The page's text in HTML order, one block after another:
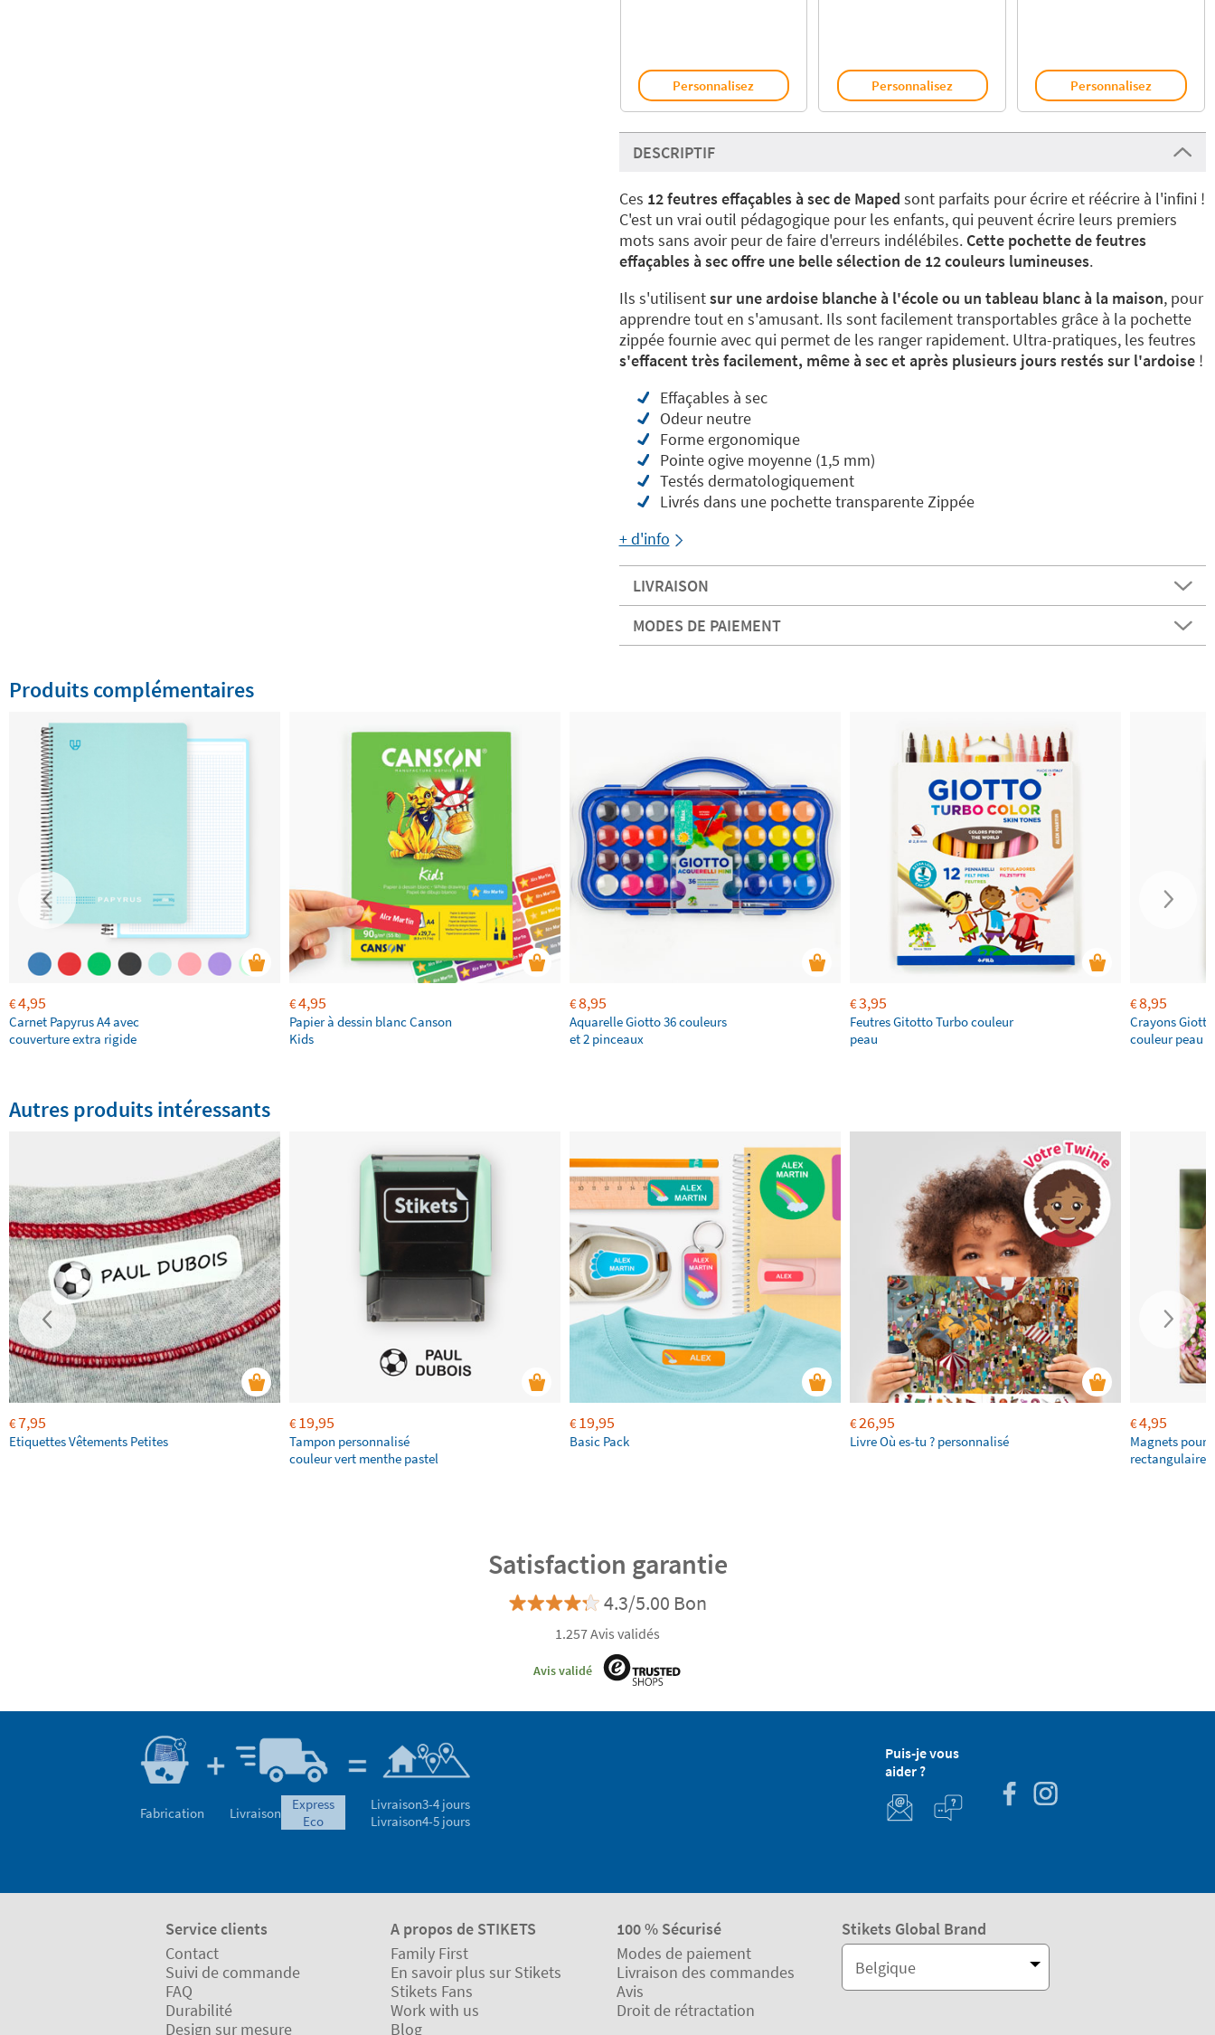
Personnalisez Personnalisez Personnalisez
DESCRIPTIF
Ces 12 feutres effaçables à sec de Maped sont parfaits pour écrire et réécrire à l'infini !
C'est un vrai outil pédagogique pour les enfants, qui peuvent écrire leurs premiers
mots sans avoir peur de faire d'erreurs indélébiles. Cette pochette de feutres
effaçables à secoffre une belle sélection de 12 couleurs lumineuses.
Ils s'utilisentsur une ardoise blanche à l'école ou un tableau blanc à la maison, pour
apprendre tout en s'amusant. Ils sont facilement transportables grâce à la pochette
zippée fournie avec qui permet de les ranger rapidement. Ultra-pratiques, les feutres
s'effacent très facilement, même à sec et après plusieurs jours restés sur l'ardoise!
Effaçables à sec
Odeur neutre
Forme ergonomique
Pointe ogive moyenne (1,5 mm)
Testés dermatologiquement
Livrés dans une pochette transparente Zippée
+ d'info
LIVRAISON
MODES DE PAIEMENT
Produits complémentaires
€4,95
Carnet Papyrus A4 avec
couverture extra rigide
€4,95
Papier à dessin blanc Canson
Kids
€8,95
Aquarelle Giotto 36 couleurs
et 2 pinceaux
€3,95
Feutres Gitotto Turbo couleur
peau
€8,95
Crayons
couleur peau
Autres produits intéressants
€7,95
Etiquettes Vêtements Petites
€ 19,95
Tampon personnalisé
couleur vert menthe pastel
€ 19,95
Basic Pack
€26,95
Livre Où es-tu ? personnalisé
€4,95
Magnets pour
rectangulaires
Satisfaction garantie
4.3/5.00 Bon
1.257 Avis validés
Avis validé
Fabrication Livraison
express
eco
Livraison3-4 jours
Livraison4-5 jours
Puis-je vous
aider ?
Service clients
Contact
Suivi de commande
FAQ
Durabilité
Design sur mesure
A propos de STIKETS
Family First
En savoir plus sur Stikets
Stikets Fans
Work with us
Blog
100 % Sécurisé
Modes de paiement
Livraison des commandes
Avis
Droit de rétractation
Stikets Global Brand
Belgique